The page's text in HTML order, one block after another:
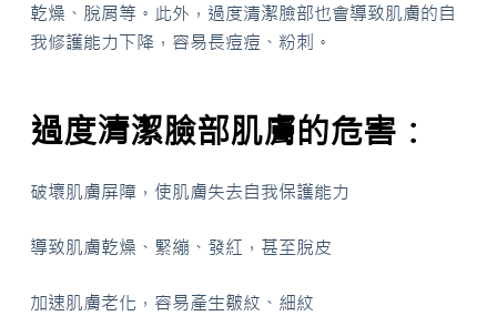
乾燥、脫屑等。此外，過度清潔臉部也會導致肌膚的自
我修護能力下降，容易長痘痘、粉刺。
過度清潔臉部肌膚的危害：
破壞肌膚屏障，使肌膚失去自我保護能力
導致肌膚乾燥、緊繃、發紅，甚至脫皮
加速肌膚老化，容易產生皺紋、細紋